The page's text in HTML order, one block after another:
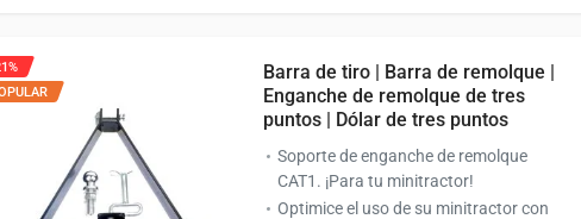
Barra de tiro | Barra de remolque |
Enganche de remolque de tres
puntos | Dólar de tres puntos
Soporte de enganche de remolque
CAT1. ¡Para tu minitractor!
Optimice el uso de su minitractor con